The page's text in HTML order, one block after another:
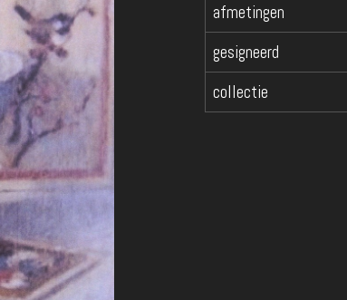
afmetingen
gesigneerd
collectie